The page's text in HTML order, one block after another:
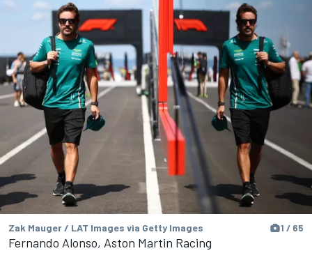
Zak Mauger / LAT Images via Getty Images 1 / 65
Fernando Alonso, Aston Martin Racing